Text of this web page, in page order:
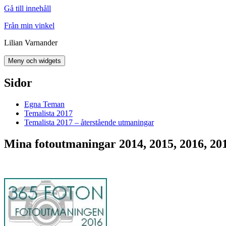
Gå till innehåll
Från min vinkel
Lilian Varnander
Meny och widgets
Sidor
Egna Teman
Temalista 2017
Temalista 2017 – återstående utmaningar
Mina fotoutmaningar 2014, 2015, 2016,